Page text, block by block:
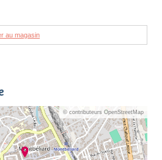
au magasin
© contributeurs OpenStreetMap